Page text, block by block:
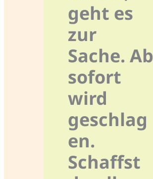
geht es
zur
Sache. Ab
sofort
wird
geschlag
en.
Schaffst